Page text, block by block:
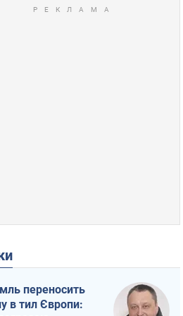
переносить
в тил Європи: